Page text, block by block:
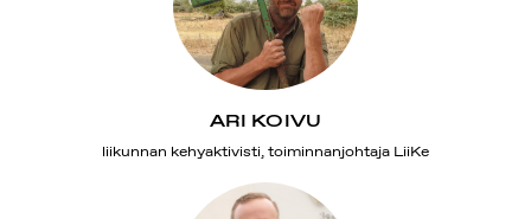
ARI KOIVU
liikunnan kehyaktivisti, toiminnanjohtaja LiiKe